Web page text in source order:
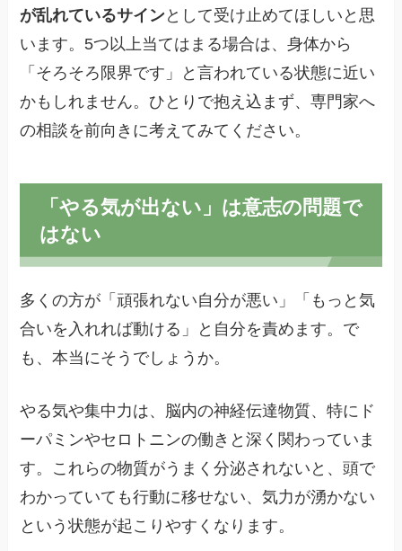
が乱れているサインとして受け止めてほしいと思
います。5つ以上当てはまる場合は、身体から
「そろそろ限界です」と言われている状態に近い
かもしれません。ひとりで抱え込まず、専門家へ
の相談を前向きに考えてみてください。
「やる気が出ない」は意志の問題で
はない
多くの方が「頑張れない自分が悪い」「もっと気
合いを入れれば動ける」と自分を責めます。で
も、本当にそうでしょうか。
やる気や集中力は、脳内の神経伝達物質、特にド
ーパミンやセロトニンの働きと深く関わっていま
す。これらの物質がうまく分泌されないと、頭で
わかっていても行動に移せない、気力が湧かない
という状態が起こりやすくなります。